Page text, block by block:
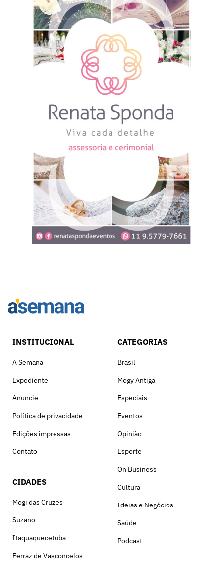
INSTITUCIONAL
A Semana
Expediente
Anuncie
Política de privacidade
Edições impressas
Contato
CIDADES
Mogi das Cruzes
Suzano
Itaquaquecetuba
Ferraz de Vasconcelos
CATEGORIAS
Brasil
Mogy Antiga
Especiais
Eventos
Opinião
Esporte
On Business
Cultura
Ideias e Negócios
Saúde
Podcast